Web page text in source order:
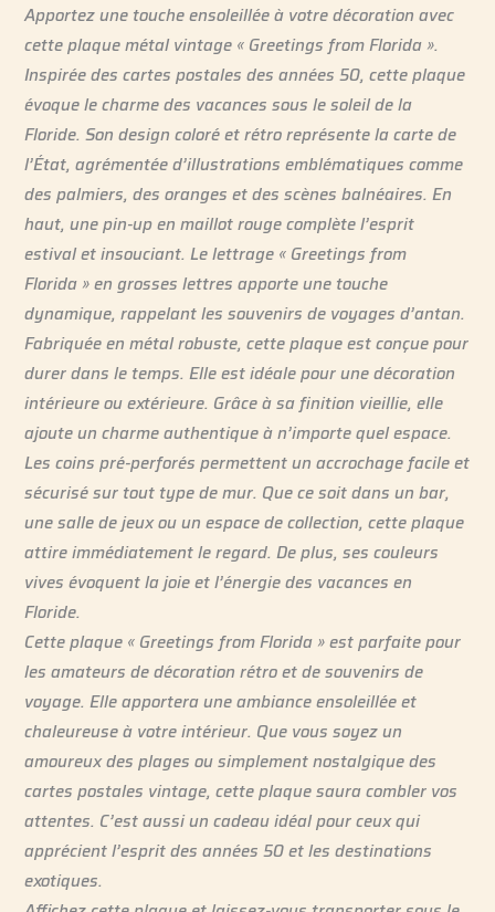
Apportez une touche ensoleillée à votre décoration avec
cette plaque métal vintage « Greetings from Florida ».
Inspirée des cartes postales des années 50, cette plaque
évoque le charme des vacances sous le soleil de la
Floride. Son design coloré et rétro représente la carte de
l’État, agrémentée d’illustrations emblématiques comme
des palmiers, des oranges et des scènes balnéaires. En
haut, une pin-up en maillot rouge complète l’esprit
estival et insouciant. Le lettrage « Greetings from
Florida » en grosses lettres apporte une touche
dynamique, rappelant les souvenirs de voyages d’antan.
Fabriquée en métal robuste, cette plaque est conçue pour
durer dans le temps. Elle est idéale pour une décoration
intérieure ou extérieure. Grâce à sa finition vieillie, elle
ajoute un charme authentique à n’importe quel espace.
Les coins pré-perforés permettent un accrochage facile et
sécurisé sur tout type de mur. Que ce soit dans un bar,
une salle de jeux ou un espace de collection, cette plaque
attire immédiatement le regard. De plus, ses couleurs
vives évoquent la joie et l’énergie des vacances en
Floride.
Cette plaque « Greetings from Florida » est parfaite pour
les amateurs de décoration rétro et de souvenirs de
voyage. Elle apportera une ambiance ensoleillée et
chaleureuse à votre intérieur. Que vous soyez un
amoureux des plages ou simplement nostalgique des
cartes postales vintage, cette plaque saura combler vos
attentes. C’est aussi un cadeau idéal pour ceux qui
apprécient l’esprit des années 50 et les destinations
exotiques.